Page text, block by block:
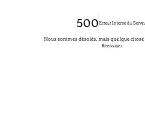
500Erreur Interne du
Nous sommes désolés, mais quelque chose
Réessayer